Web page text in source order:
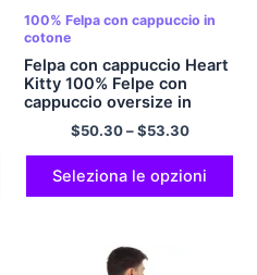
100% Felpa con cappuccio in
cotone
Felpa con cappuccio Heart
Kitty 100% Felpe con
cappuccio oversize in
cotone morbide e comode,
regali per mamma, lei e sua
sorella, regalo di Natale
multicolore
$50.30–$53.30
Seleziona le opzioni